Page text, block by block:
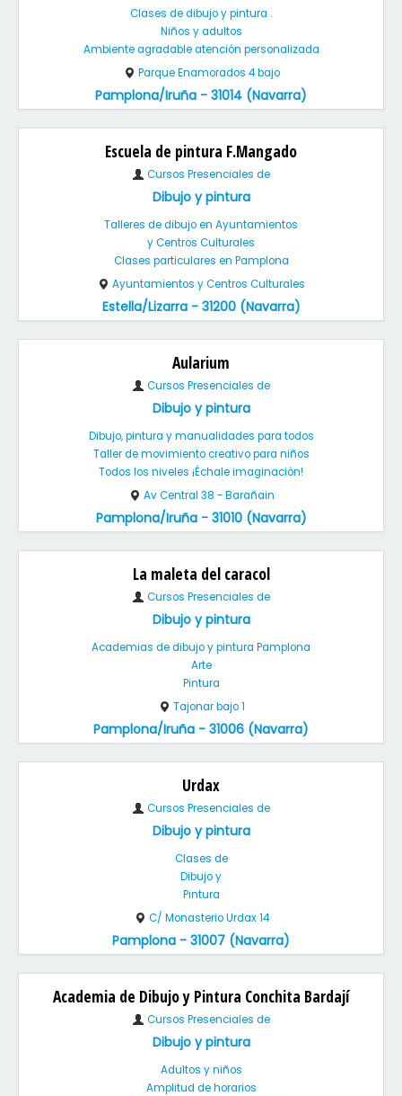
Clases de dibujo y pintura .
Niños y adultos
Ambiente agradable atención personalizada
Parque Enamorados 4 bajo
Pamplona/Iruña - 31014 (Navarra)
Escuela de pintura F.Mangado
Cursos Presenciales de
Dibujo y pintura
Talleres de dibujo en Ayuntamientos
y Centros Culturales
Clases particulares en Pamplona
Ayuntamientos y Centros Culturales
Estella/Lizarra - 31200 (Navarra)
Aularium
Cursos Presenciales de
Dibujo y pintura
Dibujo, pintura y manualidades para todos
Taller de movimiento creativo para niños
Todos los niveles ¡Échale imaginación!
Av Central 38 - Barañain
Pamplona/Iruña - 31010 (Navarra)
La maleta del caracol
Cursos Presenciales de
Dibujo y pintura
Academias de dibujo y pintura Pamplona
Arte
Pintura
Tajonar bajo 1
Pamplona/Iruña - 31006 (Navarra)
Urdax
Cursos Presenciales de
Dibujo y pintura
Clases de
Dibujo y
Pintura
C/ Monasterio Urdax 14
Pamplona - 31007 (Navarra)
Academia de Dibujo y Pintura Conchita Bardají
Cursos Presenciales de
Dibujo y pintura
Adultos y niños
Amplitud de horarios